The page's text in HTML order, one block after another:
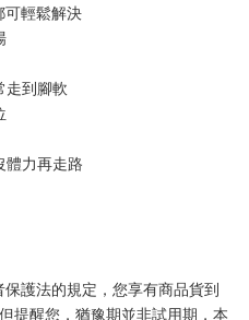
可輕鬆解決
走到腳軟
體力再走路
護法的規定，您享有商品貨到
提醒您，猶豫期並非試用期，本